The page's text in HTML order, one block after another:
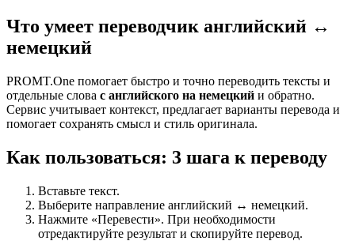
Что умеет переводчик английский ↔
немецкий
PROMT.One помогает быстро и точно переводить тексты и
отдельные слова с английского на немецкий и обратно.
Сервис учитывает контекст, предлагает варианты перевода и
помогает сохранять смысл и стиль оригинала.
Как пользоваться: 3 шага к переводу
Вставьте текст.
Выберите направление английский ↔ немецкий.
Нажмите «Перевести». При необходимости
отредактируйте результат и скопируйте перевод.